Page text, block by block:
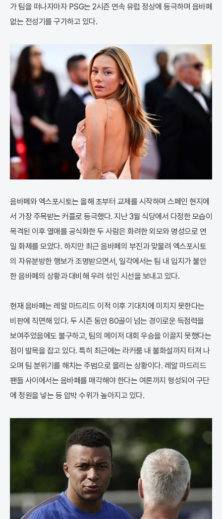
가 팀을 떠나자마자 PSG는 2시즌 연속 유럽 정상에 등극하며 음바페
없는 전성기를 구가하고 있다.
음바페와 엑스포시토는 올해 초부터 교제를 시작하며 스페인 현지에
서 가장 주목받는 커플로 등극했다. 지난 3월 식당에서 다정한 모습이
목격된 이후 열애를 공식화한 두 사람은 화려한 외모와 명성으로 연
일 화제를 모았다. 하지만 최근 음바페의 부진과 맞물려 엑스포시토
의 자유분방한 행보가 조명받으면서, 일각에서는 팀 내 입지가 불안
한 음바페의 상황과 대비해 우려 섞인 시선을 보내고 있다.
현재 음바페는 레알 마드리드 이적 이후 기대치에 미치지 못한다는
비판에 직면해 있다. 두 시즌 동안 80골이 넘는 경이로운 득점력을
보여주었음에도 불구하고, 팀의 메이저 대회 우승을 이끌지 못했다는
점이 발목을 잡고 있다. 특히 최근에는 라커룸 내 불화설까지 터져 나
오며 팀 분위기를 해치는 주범으로 몰리는 상황이다. 레알 마드리드
팬들 사이에서는 음바페를 매각해야 한다는 여론까지 형성되어 구단
에 청원을 넣는 등 압박 수위가 높아지고 있다.